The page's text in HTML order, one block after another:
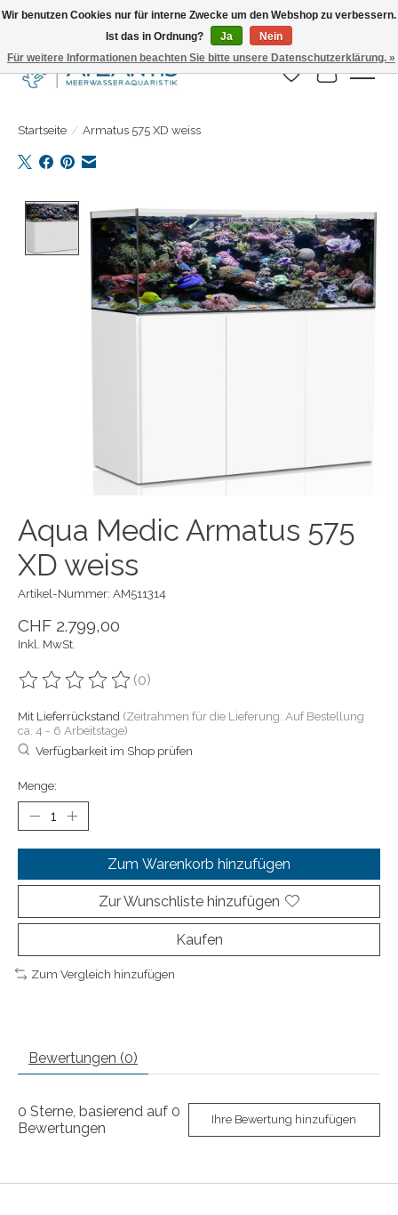
Täglicher Versand. Bestelle bis 15.00 Uhr
Wunschzettel
Ihr
Startseite / Armatus 575 XD weiss
Product image slideshow Items
Aqua Medic Armatus 575
XD weiss
Artikel-Nummer: AM511314
CHF 2.799,00
Inkl. MwSt.
Die Bewertung dieses Produkts ist
(0)
Mit Lieferrückstand (Zeitrahmen für die Lieferung: Auf Bestellung
ca. 4 - 6 Arbeitstage)
Verfügbarkeit im Shop prüfen
Menge:
Zum Warenkorb hinzufügen
Zur Wunschliste hinzufügen
Kaufen
Zum Vergleich hinzufügen
Bewertungen (0)
0 Sterne, basierend auf 0
Bewertungen
Ihre Bewertung hinzufügen
Wir benutzen Cookies nur für interne Zwecke um den Webshop zu verbessern.
Ist das in Ordnung?
Ja
Nein
Für weitere Informationen beachten Sie bitte unsere Datenschutzerklärung. »